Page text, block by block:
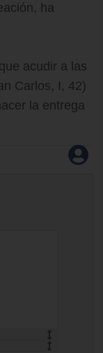
ha
acudir a las
Carlos, I, 42)
la entrega